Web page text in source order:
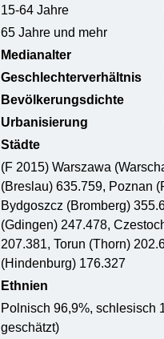
15-64 Jahre
65 Jahre und mehr
Medianalter
Geschlechterverhältnis
Bevölkerungsdichte
Urbanisierung
Städte
(F 2015) Warszawa
(Breslau) 635.759, Poznan
Bydgoszcz (Bromberg)
(Gdingen) 247.478,
207.381, Torun (Thorn)
(Hindenburg) 176.327
Ethnien
Polnisch 96,9%, schlesisch
geschätzt)